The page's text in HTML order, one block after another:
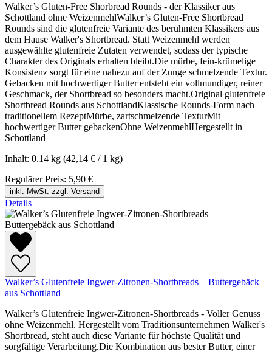
Walker’s Gluten-Free Shorbread Rounds - der Klassiker aus
Schottland ohne WeizenmehlWalker’s Gluten-Free Shortbread
Rounds sind die glutenfreie Variante des berühmten Klassikers aus
dem Hause Walker's Shortbread. Statt Weizenmehl werden
ausgewählte glutenfreie Zutaten verwendet, sodass der typische
Charakter des Originals erhalten bleibt.Die mürbe, fein-krümelige
Konsistenz sorgt für eine nahezu auf der Zunge schmelzende Textur.
Gebacken mit hochwertiger Butter entsteht ein vollmundiger, reiner
Geschmack, der Shortbread so besonders macht.Original glutenfreie
Shortbread Rounds aus SchottlandKlassische Rounds-Form nach
traditionellem RezeptMürbe, zartschmelzende TexturMit
hochwertiger Butter gebackenOhne WeizenmehlHergestellt in
Schottland
Inhalt: 0.14 kg (42,14 € / 1 kg)
Regulärer Preis: 5,90 €
inkl. MwSt. zzgl. Versand
Details
Walker’s Glutenfreie Ingwer-Zitronen-Shortbreads – Buttergebäck
aus Schottland
Walker’s Glutenfreie Ingwer-Zitronen-Shortbreads - Voller Genuss
ohne Weizenmehl. Hergestellt vom Traditionsunternehmen Walker's
Shortbread, steht auch diese Variante für höchste Qualität und
sorgfältige Verarbeitung.Die Kombination aus bester Butter, einer